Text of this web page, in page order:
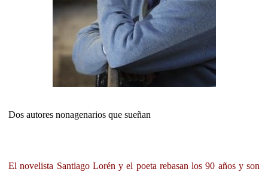
Dos autores nonagenarios que sueñan
El novelista Santiago Lorén y el poeta rebasan los 90 años y son